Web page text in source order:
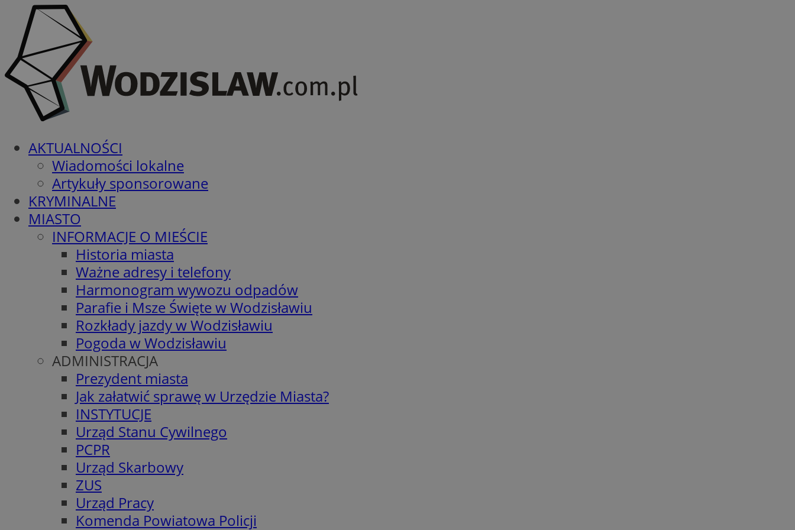
AKTUALNOŚCI
Wiadomości lokalne
Artykuły sponsorowane
KRYMINALNE
MIASTO
INFORMACJE O MIEŚCIE
Historia miasta
Ważne adresy i telefony
Harmonogram wywozu odpadów
Parafie i Msze Święte w Wodzisławiu
Rozkłady jazdy w Wodzisławiu
Pogoda w Wodzisławiu
ADMINISTRACJA
Prezydent miasta
Jak załatwić sprawę w Urzędzie Miasta?
INSTYTUCJE
Urząd Stanu Cywilnego
PCPR
Urząd Skarbowy
ZUS
Urząd Pracy
Komenda Powiatowa Policji